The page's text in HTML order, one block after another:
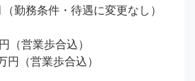
勤務条件・待遇に変更なし）
（営業歩合込）
円（営業歩合込）